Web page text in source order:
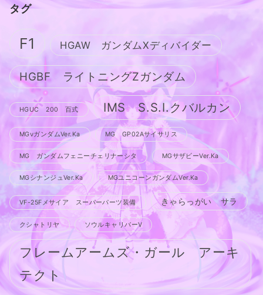
タグ
F1 HGAW ガンダムXディバイダー
HGBF ライトニングZガンダム
HGUC 200 百式 IMS S.S.I.クバルカン
MGνガンダムVer.Ka MG GP02Aサイサリス
MG ガンダムフェニーチェリナーシタ MGサザビーVer.Ka
MGシナンジュVer.Ka MGユニコーンガンダムVer.Ka
VF-25Fメサイア スーパーパーツ装備 きゃらっがい サラ
クシャトリヤ ソウルキャリバーV
フレームアームズ・ガール アーキ
テクト